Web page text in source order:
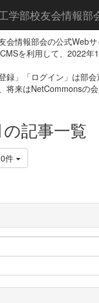
学部校友会情報部
会情報部会の公式Webサ
を利用して、2022年
録」「ログイン」は部
将来はNetCommonsの
記事一覧
件